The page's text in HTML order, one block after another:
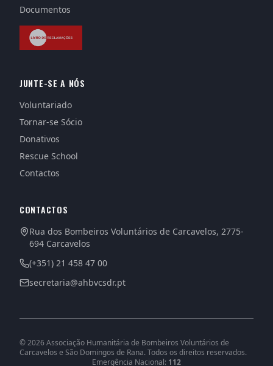
Documentos
JUNTE-SE A NÓS
Voluntariado
Tornar-se Sócio
Donativos
Rescue School
Contactos
CONTACTOS
Rua dos Bombeiros Voluntários de Carcavelos, 2775-
694 Carcavelos
(+351) 21 458 47 00
secretaria@ahbvcsdr.pt
©2026Associação Humanitária de Bombeiros Voluntários de
Carcavelos e São Domingos de Rana. Todos os direitos reservados.
Emergência Nacional: 112